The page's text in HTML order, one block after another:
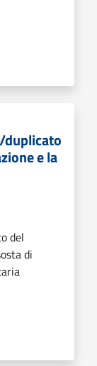
e la
del
di